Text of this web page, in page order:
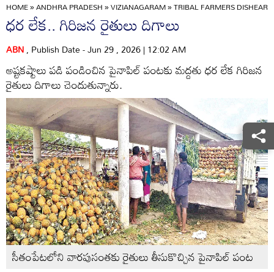
HOME»ANDHRA PRADESH»VIZIANAGARAM»TRIBAL FARMERS
ధర లేక.. గిరిజన రైతులు దిగాలు
ABN, Publish Date - Jun 29 , 2026 | 12:02 AM
అష్టకష్టాలు పడి పండించిన పైనాపిల్‌ పంటకు మద్దతు ధర లేక గిరిజన
రైతులు దిగాలు చెందుతున్నారు.
సీతంపేటలోని వారపుసంతకు రైతులు తీసుకొచ్చిన పైనాపిల్‌ పంట